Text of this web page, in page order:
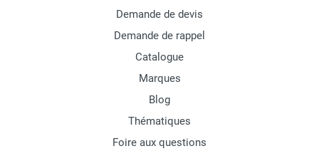
Demande de devis
Demande de rappel
Catalogue
Marques
Blog
Thématiques
Foire aux questions